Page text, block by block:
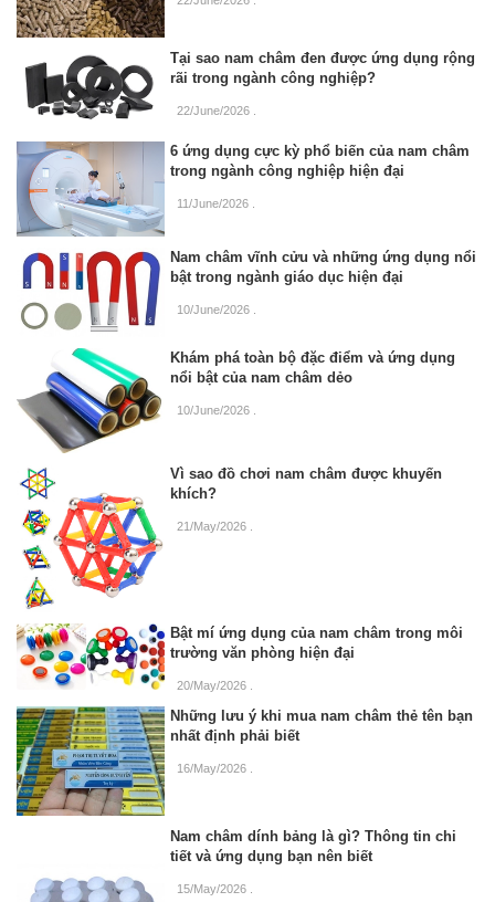
Tại sao nam châm đen được ứng dụng rộng
rãi trong ngành công nghiệp?
22/June/2026
6 ứng dụng cực kỳ phổ biến của nam châm
trong ngành công nghiệp hiện đại
11/June/2026
Nam châm vĩnh cửu và những ứng dụng nổi
bật trong ngành giáo dục hiện đại
10/June/2026
Khám phá toàn bộ đặc điểm và ứng dụng
nổi bật của nam châm dẻo
10/June/2026 .
Vì sao đồ chơi nam châm được khuyến
khích?
21/May/2026
Bật mí ứng dụng của nam châm trong môi
trường văn phòng hiện đại
20/May/2026
Những lưu ý khi mua nam châm thẻ tên bạn
nhất định phải biết
16/May/2026
Nam châm dính bảng là gì? Thông tin chi
tiết và ứng dụng bạn nên biết
15/May/2026